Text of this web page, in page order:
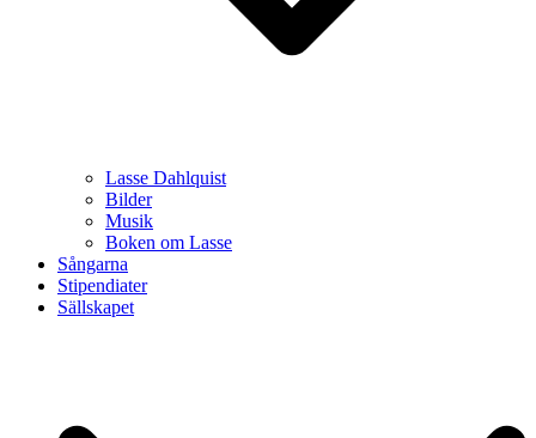
Lasse Dahlquist
Bilder
Musik
Boken om Lasse
Sångarna
Stipendiater
Sällskapet